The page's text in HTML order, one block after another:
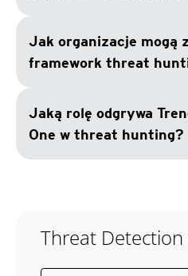
Jak organizacje mogą
framework threat
Jaką rolę odgrywa
One w threat hunting?
Threat Detection